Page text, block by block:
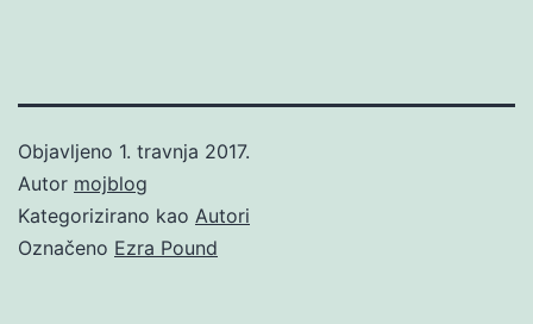
Objavljeno 1. travnja 2017.
Autor mojblog
Kategorizirano kao Autori
Označeno Ezra Pound